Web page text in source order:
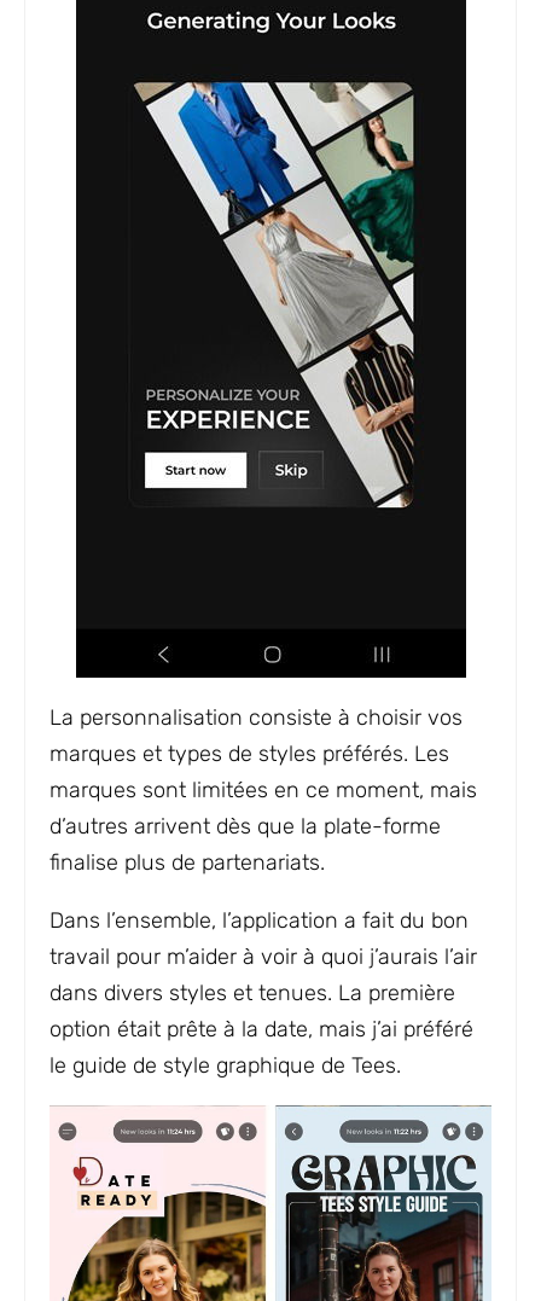
La personnalisation consiste à choisir vos
marques et types de styles préférés. Les
marques sont limitées en ce moment, mais
d’autres arrivent dès que la plate-forme
finalise plus de partenariats.
Dans l’ensemble, l’application a fait du bon
travail pour m’aider à voir à quoi j’aurais l’air
dans divers styles et tenues. La première
option était prête à la date, mais j’ai préféré
le guide de style graphique de Tees.